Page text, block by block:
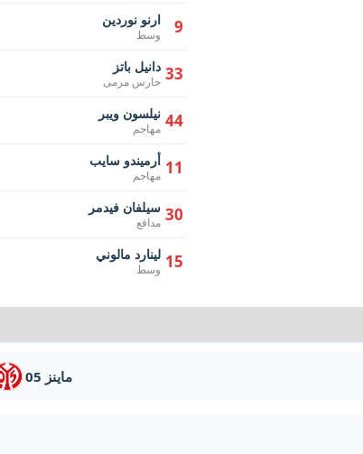
9 ارنو نوردين
وسط
33 دانيل باتز
حارس مرمى
44 نيلسون ويبر
مهاجم
11 أرميندو سايب
مهاجم
30 سيلفان فيدمر
مدافع
15 لينارد مالوني
وسط
ماينز 05